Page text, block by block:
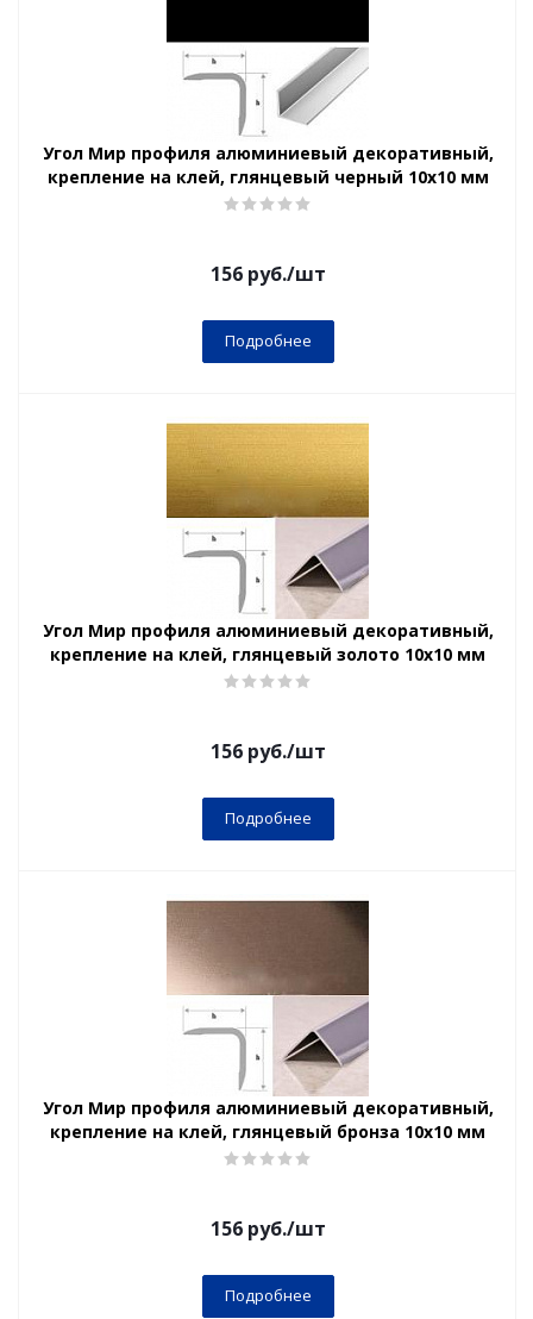
Угол Мир профиля алюминиевый декоративный,
крепление на клей, глянцевый черный 10х10 мм
156руб./шт
Подробнее
Угол Мир профиля алюминиевый декоративный,
крепление на клей, глянцевый золото 10х10 мм
156руб./шт
Подробнее
Угол Мир профиля алюминиевый декоративный,
крепление на клей, глянцевый бронза 10х10 мм
156руб./шт
Подробнее